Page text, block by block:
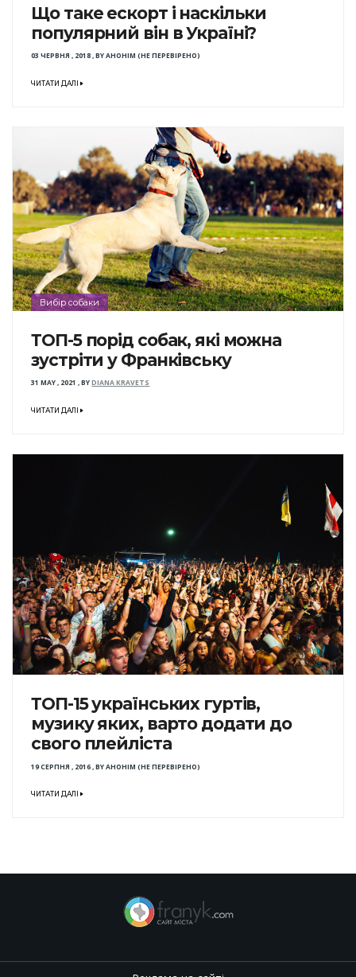
Що таке ескорт і наскільки
популярний він в Україні?
03 ЧЕРВНЯ , 2018,BYАНОНІМ (НЕ ПЕРЕВІРЕНО)
ЧИТАТИ ДАЛІ
Вибір собаки
ТОП-5 порід собак, які можна
зустріти у Франківську
31 MAY , 2021 ,BYDIANA KRAVETS
ЧИТАТИ ДАЛІ
ТОП-15 українських гуртів,
музику яких, варто додати до
свого плейліста
19 СЕРПНЯ , 2016,BYАНОНІМ (НЕ ПЕРЕВІРЕНО)
ЧИТАТИ ДАЛІ